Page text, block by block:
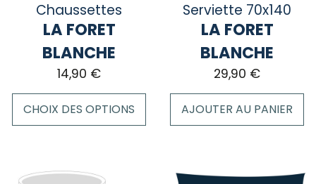
produit
Chaussettes
LA FORET
BLANCHE
14,90 €
CHOIX DES OPTIONS
Serviette 70x140
LA FORET
BLANCHE
29,90 €
AJOUTER AU PANIER